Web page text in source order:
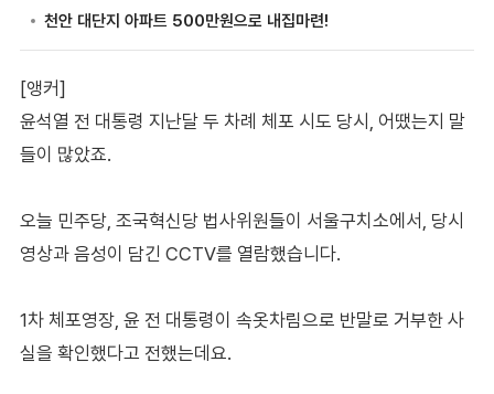
[앵커]
윤석열 전 대통령 지난달 두 차례 체포 시도 당시, 어땠는지 말
들이 많았죠.
오늘 민주당, 조국혁신당 법사위원들이 서울구치소에서, 당시
영상과 음성이 담긴 CCTV를 열람했습니다.
1차 체포영장, 윤 전 대통령이 속옷차림으로 반말로 거부한 사
실을 확인했다고 전했는데요.